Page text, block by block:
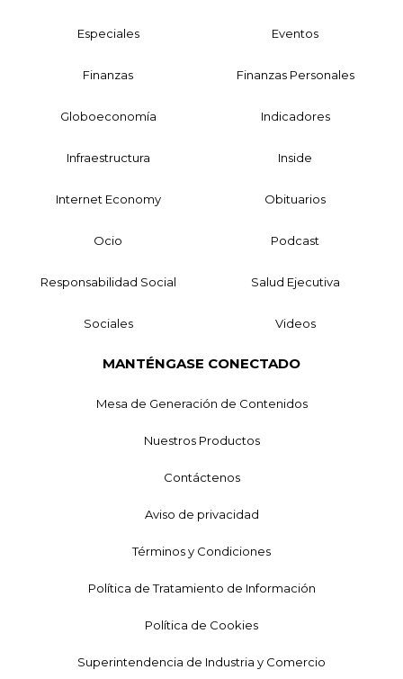
Especiales Eventos
Finanzas Finanzas Personales
Globoeconomía Indicadores
Infraestructura Inside
Internet Economy Obituarios
Ocio Podcast
Responsabilidad Social Salud Ejecutiva
Sociales Videos
MANTÉNGASE CONECTADO
Mesa de Generación de Contenidos
Nuestros Productos
Contáctenos
Aviso de privacidad
Términos y Condiciones
Política de Tratamiento de Información
Política de Cookies
Superintendencia de Industria y Comercio